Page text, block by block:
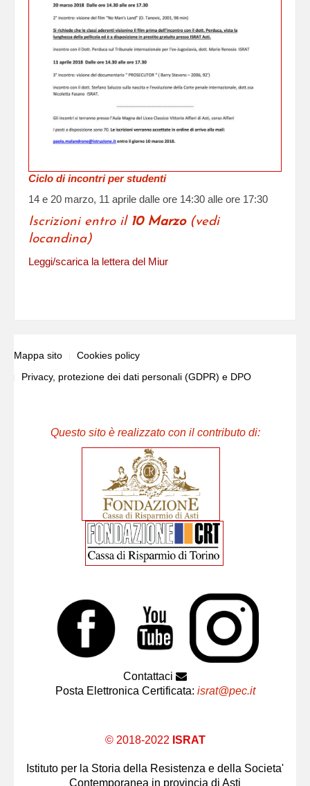
Ciclo di incontri per studenti
14 e 20 marzo, 11 aprile dalle ore 14:30 alle ore 17:30
Iscrizioni entro il 10 Marzo (vedi
locandina)
Leggi/scarica la lettera del Miur
Mappa sito
Cookies policy
Privacy, protezione dei dati personali (GDPR) e DPO
Questo sito è realizzato con il contributo di:
Contattaci
Posta Elettronica Certificata: israt@pec.it
© 2018-2022 ISRAT
Istituto per la Storia della Resistenza e della Societa'
Contemporanea in provincia di Asti